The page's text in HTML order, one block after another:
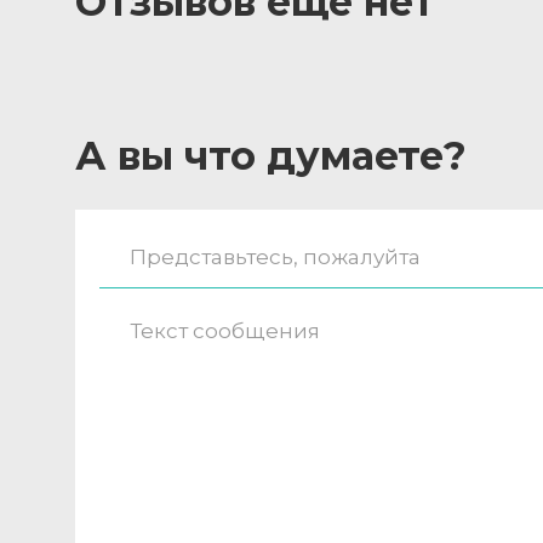
А вы что думаете?